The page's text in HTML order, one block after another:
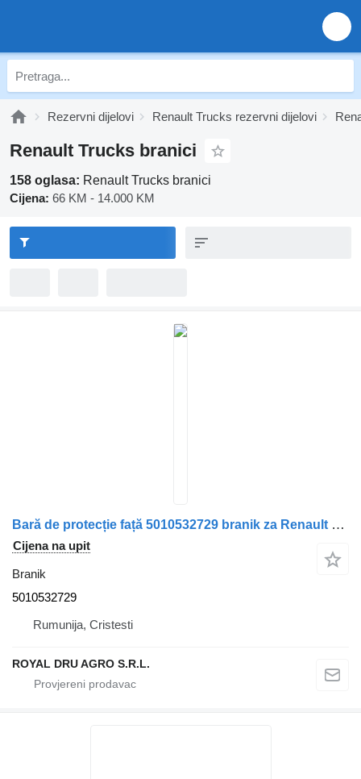
Rezervni dijelovi Renault Trucks rezervni dijelovi
Renault Trucks branici
158 oglasa: Renault Trucks branici
Cijena: 66 KM - 14.000 KM
Bară de protecție față 5010532729 branik za Renault kamiona
Cijena na upit
Branik
5010532729
Rumunija, Cristesti
ROYAL DRU AGRO S.R.L.